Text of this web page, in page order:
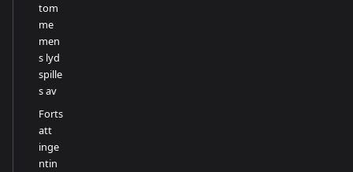
tom
me
men
s lyd
spille
s av
Forts
att
inge
ntin